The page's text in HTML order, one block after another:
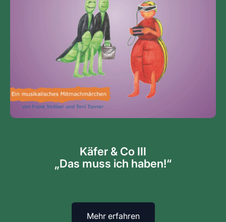
Käfer & Co III
„Das muss ich haben!“
Mehr erfahren